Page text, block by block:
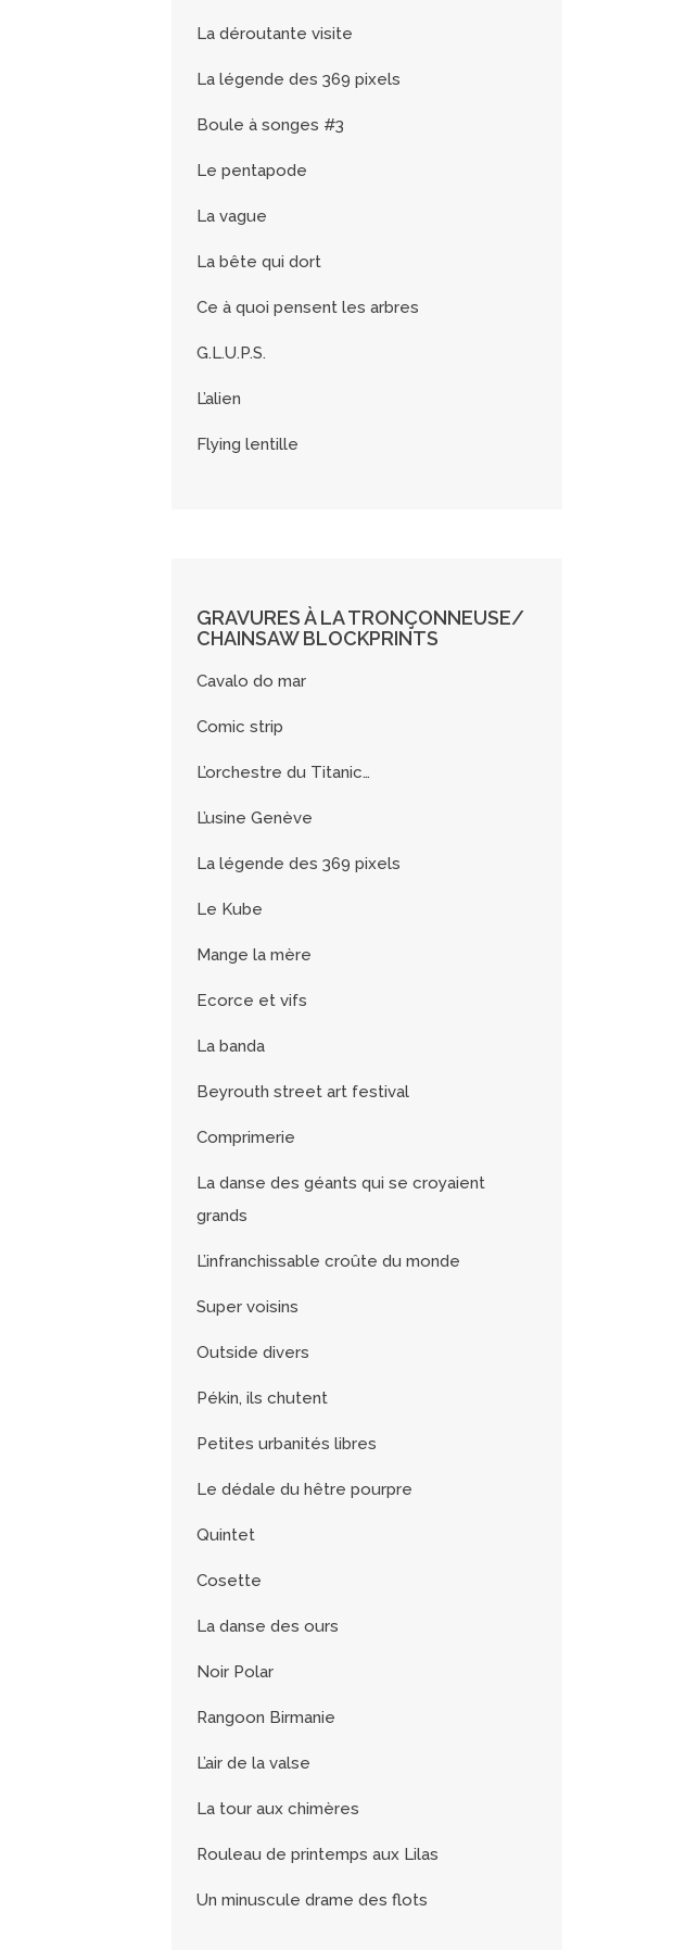
La déroutante visite
La légende des 369 pixels
Boule à songes #3
Le pentapode
La vague
La bête qui dort
Ce à quoi pensent les arbres
G.L.U.P.S.
L’alien
Flying lentille
GRAVURES À LA TRONÇONNEUSE/
CHAINSAW BLOCKPRINTS
Cavalo do mar
Comic strip
L’orchestre du Titanic…
L’usine Genève
La légende des 369 pixels
Le Kube
Mange la mère
Ecorce et vifs
La banda
Beyrouth street art festival
Comprimerie
La danse des géants qui se croyaient
grands
L’infranchissable croûte du monde
Super voisins
Outside divers
Pékin, ils chutent
Petites urbanités libres
Le dédale du hêtre pourpre
Quintet
Cosette
La danse des ours
Noir Polar
Rangoon Birmanie
L’air de la valse
La tour aux chimères
Rouleau de printemps aux Lilas
Un minuscule drame des flots